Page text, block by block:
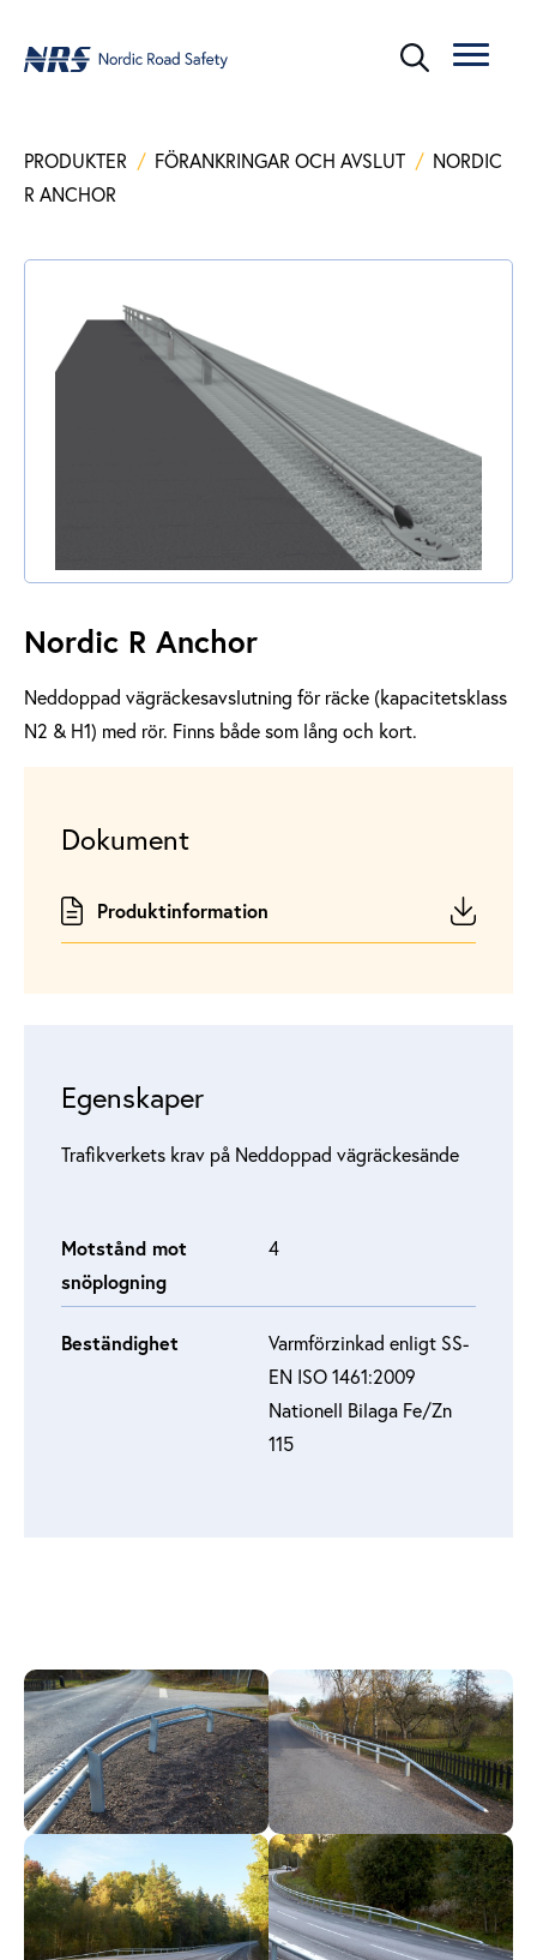
PRODUKTER / FÖRANKRINGAR OCH AVSLUT / NORDIC
R ANCHOR
Nordic R Anchor
Neddoppad vägräckesavslutning för räcke (kapacitetsklass
N2 & H1) med rör. Finns både som lång och kort.
Dokument
Produktinformation
Egenskaper
Trafikverkets krav på Neddoppad vägräckesände
Motstånd mot
snöplogning
4
Beständighet
Varmförzinkad enligt SS-
EN ISO 1461:2009
Nationell Bilaga Fe/Zn
115